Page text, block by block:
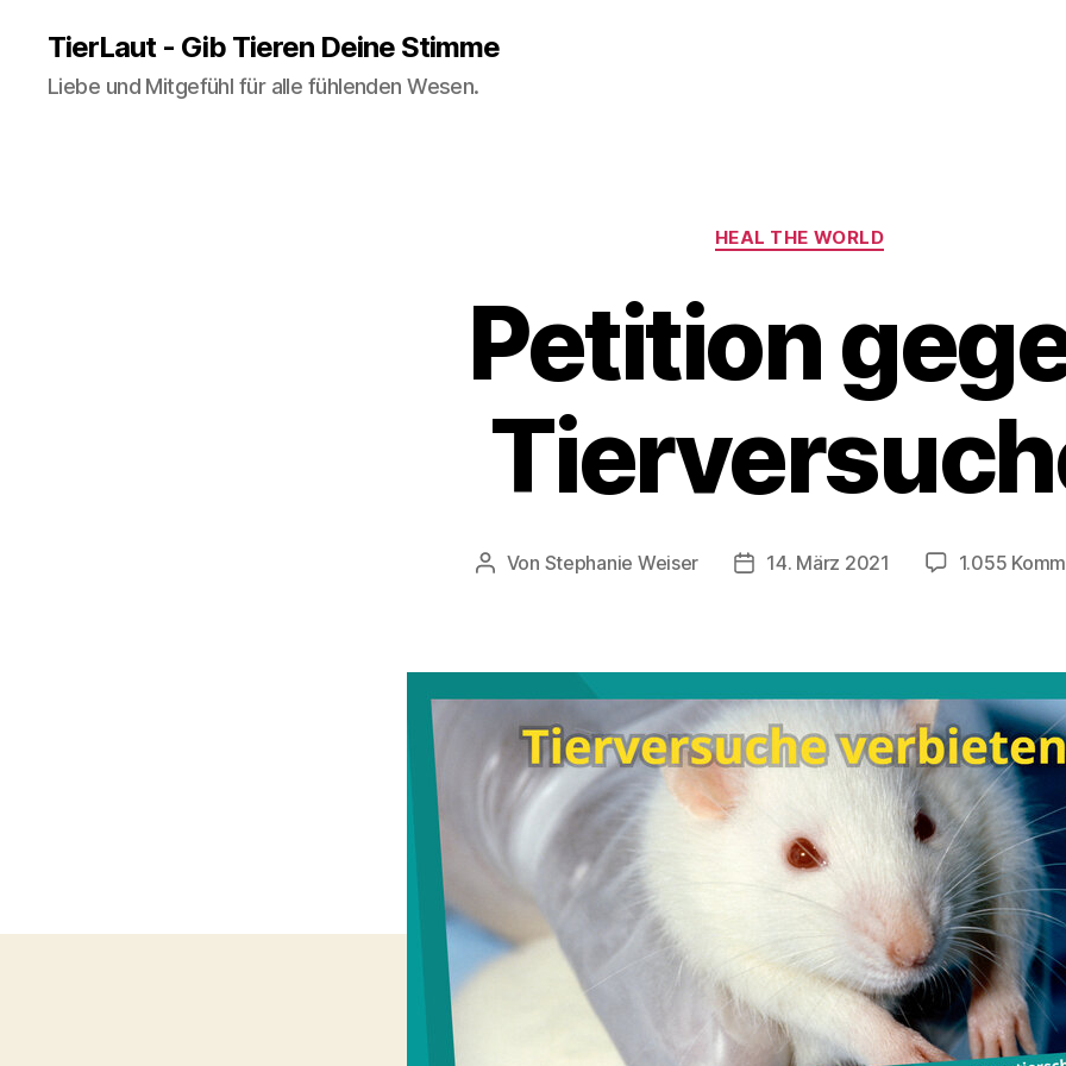
TierLaut - Gib Tieren Deine Stimme
Liebe und Mitgefühl für alle fühlenden Wesen.
Kategorien
HEAL THE WORLD
Petition
Beitragsautor
Von Stephanie Weiser Beitragsdatum
14. März 2021 1.055